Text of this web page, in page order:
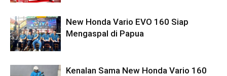
New Honda Vario EVO 160 Siap
Mengaspal di Papua
Kenalan Sama New Honda Vario 160